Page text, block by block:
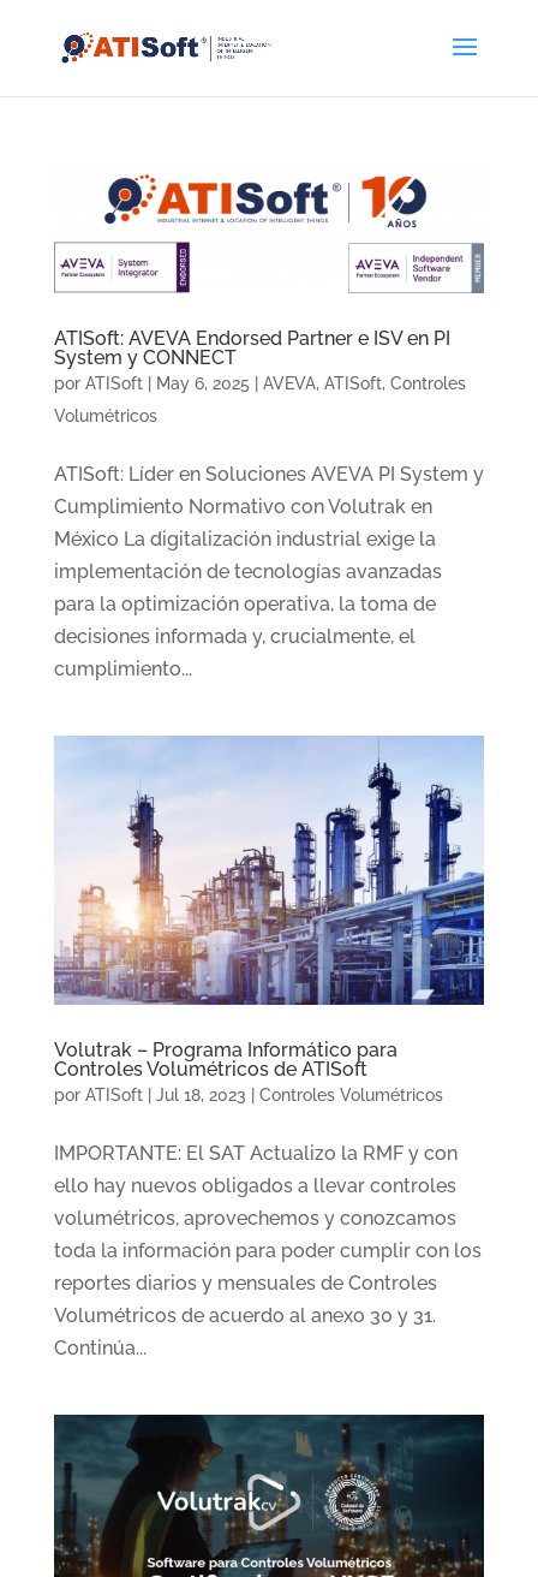
ATISoft: AVEVA Endorsed Partner e ISV en PI
System y CONNECT
por ATISoft| May 6, 2025 AVEVA, ATISoft, Controles
Volumétricos
ATISoft: Líder en Soluciones AVEVA PI System y
Cumplimiento Normativo con Volutrak en
México La digitalización industrial exige la
implementación de tecnologías avanzadas
para la optimización operativa, la toma de
decisiones informada y, crucialmente, el
cumplimiento...
Volutrak – Programa Informático para
Controles Volumétricos de ATISoft
por ATISoft| Jul 18, 2023 Controles Volumétricos
IMPORTANTE: El SAT Actualizo la RMF y con
ello hay nuevos obligados a llevar controles
volumétricos, aprovechemos y conozcamos
toda la información para poder cumplir con los
reportes diarios y mensuales de Controles
Volumétricos de acuerdo al anexo 30 y 31.
Continúa...